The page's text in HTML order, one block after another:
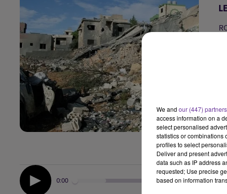
0:00
We and our (447) partners
access information on a
select personalised
statistics or combinations
profiles to select
Deliver and present
data such as IP address
requested; Use precise
based on information